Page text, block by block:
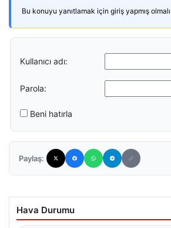
Bu konuyu yanıtlamak için giriş yapmış
Kullanıcı adı:
Parola:
Beni hatırla
Paylaş:
Hava Durumu